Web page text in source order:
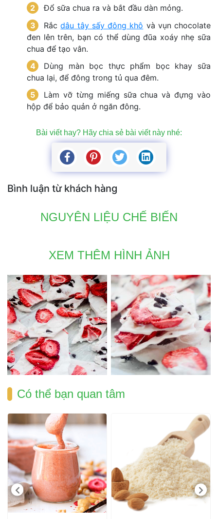
Đổ sữa chua ra và bắt đầu dàn mỏng.
Rắc dâu tây sấy đông khô và vụn chocolate
đen lên trên, bạn có thể dùng đũa xoáy nhẹ sữa
chua để tạo vân.
Dùng màn bọc thực phẩm bọc khay sữa
chua lại, để đông trong tủ qua đêm.
Làm vỡ từng miếng sữa chua và đựng vào
hộp để bảo quản ở ngăn đông.
Bài viết hay? Hãy chia sẻ bài viết này nhé:
Bình luận từ khách hàng
NGUYÊN LIỆU CHẾ BIẾN
XEM THÊM HÌNH ẢNH
Có thể bạn quan tâm